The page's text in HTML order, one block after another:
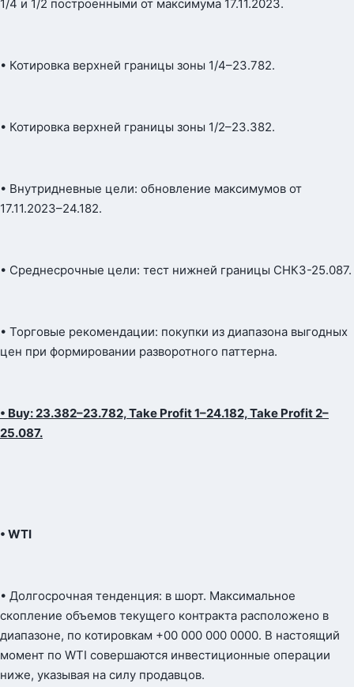
1/4 и 1/2 построенными от максимума 17.11.2023.
• Котировка верхней границы зоны 1/4–23.782.
• Котировка верхней границы зоны 1/2–23.382.
• Внутридневные цели: обновление максимумов от
17.11.2023–24.182.
• Среднесрочные цели: тест нижней границы СНКЗ-25.087.
• Торговые рекомендации: покупки из диапазона выгодных
цен при формировании разворотного паттерна.
• Buy: 23.382–23.782, Take Profit 1–24.182, Take Profit 2–
25.087.
• WTI
• Долгосрочная тенденция: в шорт. Максимальное
скопление объемов текущего контракта расположено в
диапазоне, по котировкам +00 000 000 0000. В настоящий
момент по WTI совершаются инвестиционные операции
ниже, указывая на силу продавцов.